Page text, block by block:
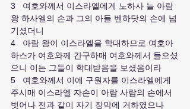
3   여호와께서 이스라엘에게 노하사 늘 아람
왕 하사엘의 손과 그의 아들 벤하닷의 손에 넘
기셨더니
4   아람 왕이 이스라엘을 학대하므로 여호아
하스가 여호와께 간구하매 여호와께서 들으셨
으니 이는 그들이 학대받음을 보셨음이라
5   여호와께서 이에 구원자를 이스라엘에게
주시매 이스라엘 자손이 아람 사람의 손에서
벗어나 전과 같이 자기 장막에 거하였으나